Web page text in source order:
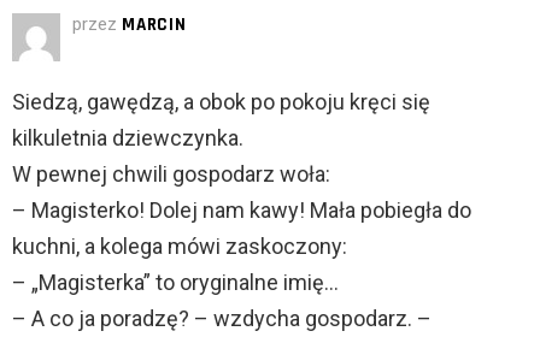
przez MARCIN
Siedzą, gawędzą, a obok po pokoju kręci się
kilkuletnia dziewczynka.
W pewnej chwili gospodarz woła:
– Magisterko! Dolej nam kawy! Mała pobiegła do
kuchni, a kolega mówi zaskoczony:
– „Magisterka” to oryginalne imię…
– A co ja poradzę? – wzdycha gospodarz. –